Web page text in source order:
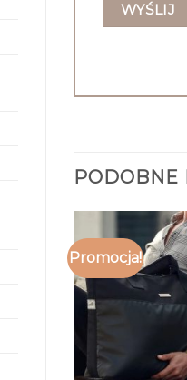
PODOBNE
Promocja!